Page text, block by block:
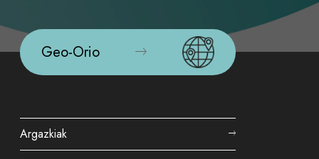
Geo-Orio
Argazkiak